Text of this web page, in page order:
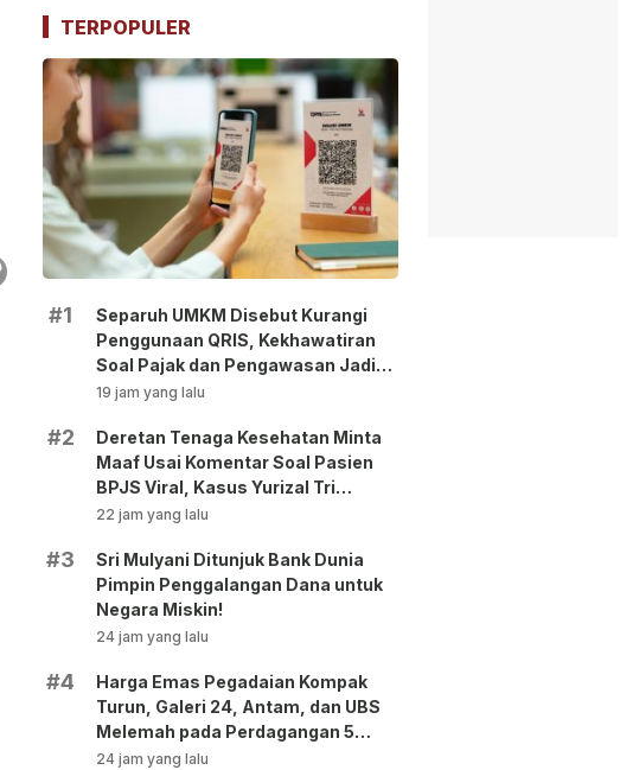
TERPOPULER
#1
Separuh UMKM Disebut Kurangi
Penggunaan QRIS, Kekhawatiran
Soal Pajak dan Pengawasan Jadi
Sorotan!
19 jam yang lalu
#2
Deretan Tenaga Kesehatan Minta
Maaf Usai Komentar Soal Pasien
BPJS Viral, Kasus Yurizal Tri
Chaerawan Jadi Sorotan Publik!
22 jam yang lalu
#3
Sri Mulyani Ditunjuk Bank Dunia
Pimpin Penggalangan Dana untuk
Negara Miskin!
24 jam yang lalu
#4
Harga Emas Pegadaian Kompak
Turun, Galeri 24, Antam, dan UBS
Melemah pada Perdagangan 5
Agustus 2026
24 jam yang lalu